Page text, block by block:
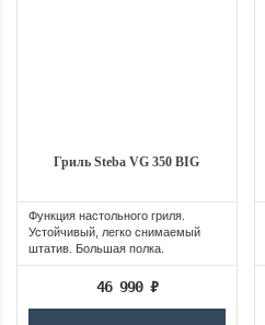
Гриль Steba VG 350 BIG
Функция настольного гриля.
Устойчивый, легко снимаемый
штатив. Большая полка.
Индикатор...
46 990 ₽